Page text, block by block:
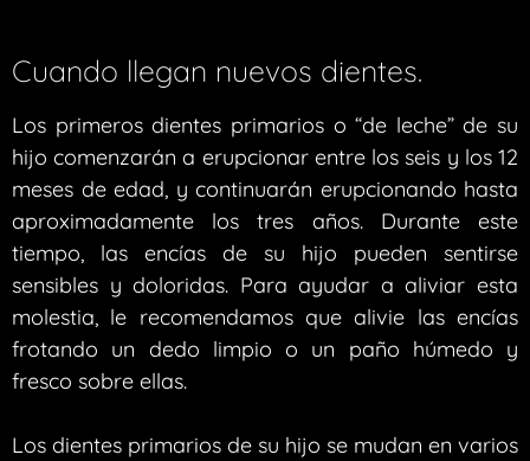
Cuando llegan nuevos dientes.
Los primeros dientes primarios o “de leche” de su
hijo comenzarán a erupcionar entre los seis y los 12
meses de edad, y continuarán erupcionando hasta
aproximadamente los tres años. Durante este
tiempo, las encías de su hijo pueden sentirse
sensibles y doloridas. Para ayudar a aliviar esta
molestia, le recomendamos que alivie las encías
frotando un dedo limpio o un paño húmedo y
fresco sobre ellas.
Los dientes primarios de su hijo se mudan en varios